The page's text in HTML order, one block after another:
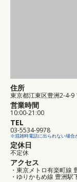
住所
東京都江東区豊洲2-4-9
営業時間
10:00-21:00
TEL
03-5534-9978
※混雑時電話に出られない場合
定休日
不定休
アクセス
・東京メトロ有楽町線
・ゆりかもめ線 豊洲